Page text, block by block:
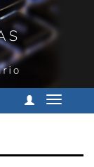
Cambiar